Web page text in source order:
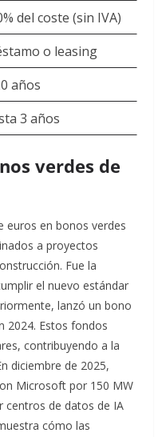
del coste (sin IVA)
o leasing
años
3 años
verdes de
euros en bonos verdes
a proyectos
Fue la
el nuevo estándar
lanzó un bono
2024.​ Estos fondos
contribuyendo a la
diciembre de 2025,
Microsoft por 150 MW
centros de datos de IA
cómo las